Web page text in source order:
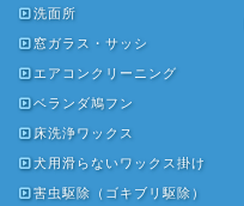
洗面所
窓ガラス・サッシ
エアコンクリーニング
ベランダ鳩フン
床洗浄ワックス
犬用滑らないワックス掛け
害虫駆除（ゴキブリ駆除）